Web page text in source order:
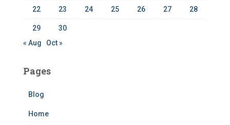
22 23 24 25 26 27 28
29
30
« Aug
Oct »
Pages
Blog
Home